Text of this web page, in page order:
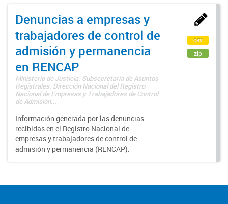
Denuncias a empresas y
trabajadores de control de
admisión y permanencia
en RENCAP
Ministerio de Justicia. Subsecretaría de Asuntos
Registrales. Dirección Nacional del Registro
Nacional de Empresas y Trabajadores de Control
de Admisión...
Información generada por las denuncias
recibidas en el Registro Nacional de
empresas y trabajadores de control de
admisión y permanencia (RENCAP).
csv
zip